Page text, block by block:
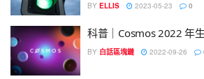
BY ELLIS 2023-05-23 0
科普｜Cosmos 2022 年
BY 白話區塊鏈 2022-09-26